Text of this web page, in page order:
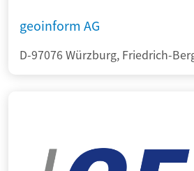
geoinform AG
D-97076 Würzburg, Friedrich-